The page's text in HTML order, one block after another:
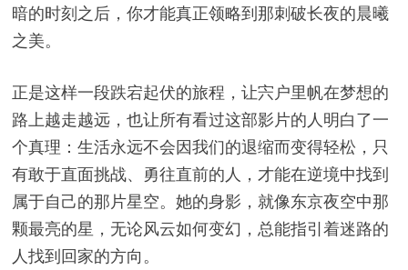
暗的时刻之后，你才能真正领略到那刺破长夜的晨曦
之美。
正是这样一段跌宕起伏的旅程，让宍户里帆在梦想的
路上越走越远，也让所有看过这部影片的人明白了一
个真理：生活永远不会因我们的退缩而变得轻松，只
有敢于直面挑战、勇往直前的人，才能在逆境中找到
属于自己的那片星空。她的身影，就像东京夜空中那
颗最亮的星，无论风云如何变幻，总能指引着迷路的
人找到回家的方向。